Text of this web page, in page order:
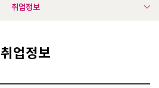
취업정보
취업정보